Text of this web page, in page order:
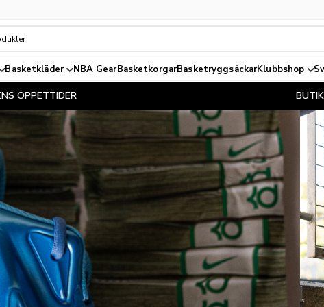
Basketkläder NBA GearBasketkorgarBasketryggsäckarKlubbshop
BUTIKENS ÖPPETTIDER